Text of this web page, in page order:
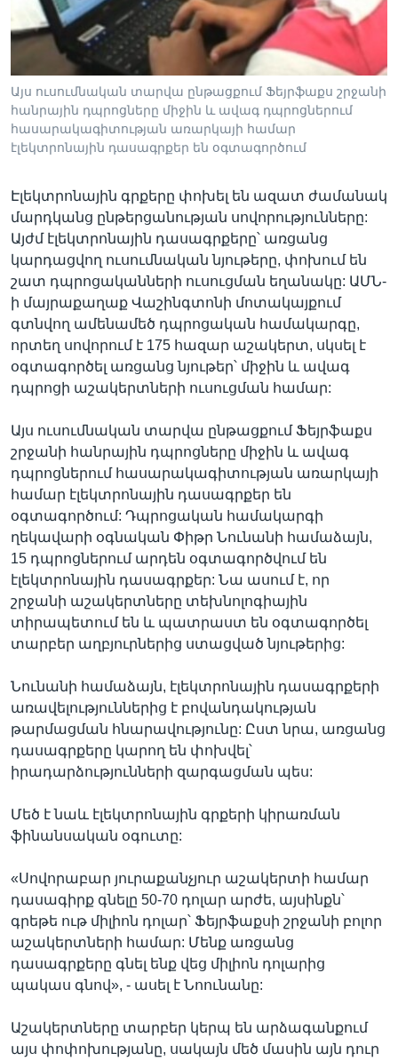
Լեզուներ
Այս ուսումնական տարվա ընթացքում Ֆեյրֆաքս շրջանի
հանրային դպրոցները միջին և ավագ դպրոցներում
հասարակագիտության առարկայի համար
էլեկտրոնային դասագրքեր են օգտագործում
Էլեկտրոնային գրքերը փոխել են ազատ ժամանակ
մարդկանց ընթերցանության սովորությունները:
Այժմ էլեկտրոնային դասագրքերը՝ առցանց
կարդացվող ուսումնական նյութերը, փոխում են
շատ դպրոցականների ուսուցման եղանակը: ԱՄՆ-
ի մայրաքաղաք Վաշինգտոնի մոտակայքում
գտնվող ամենամեծ դպրոցական համակարգը,
որտեղ սովորում է 175 հազար աշակերտ, սկսել է
օգտագործել առցանց նյութեր՝ միջին և ավագ
դպրոցի աշակերտների ուսուցման համար:
Այս ուսումնական տարվա ընթացքում Ֆեյրֆաքս
շրջանի հանրային դպրոցները միջին և ավագ
դպրոցներում հասարակագիտության առարկայի
համար էլեկտրոնային դասագրքեր են
օգտագործում: Դպրոցական համակարգի
ղեկավարի օգնական Փիթր Նունանի համաձայն,
15 դպրոցներում արդեն օգտագործվում են
էլեկտրոնային դասագրքեր: Նա ասում է, որ
շրջանի աշակերտները տեխնոլոգիային
տիրապետում են և պատրաստ են օգտագործել
տարբեր աղբյուրներից ստացված նյութերից:
Նունանի համաձայն, էլեկտրոնային դասագրքերի
առավելություններից է բովանդակության
թարմացման հնարավությունը: Ըստ նրա, առցանց
դասագրքերը կարող են փոխվել՝
իրադարձությունների զարգացման պես:
Մեծ է նաև էլեկտրոնային գրքերի կիրառման
ֆինանսական օգուտը:
«Սովորաբար յուրաքանչյուր աշակերտի համար
դասագիրք գնելը 50-70 դոլար արժե, այսինքն՝
գրեթե ութ միլիոն դոլար՝ Ֆեյրֆաքսի շրջանի բոլոր
աշակերտների համար: Մենք առցանց
դասագրքերը գնել ենք վեց միլիոն դոլարից
պակաս գնով», - ասել է Նոունանը:
Աշակերտները տարբեր կերպ են արձագանքում
այս փոփոխությանը, սակայն մեծ մասին այն դուր